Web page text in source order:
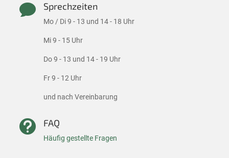
 Sprechzeiten
Mo / Di 9 - 13 und 14 - 18 Uhr
Mi 9 - 15 Uhr
Do 9 - 13 und 14 - 19 Uhr
Fr 9 - 12 Uhr
und nach Vereinbarung
 FAQ
Häufig gestellte Fragen